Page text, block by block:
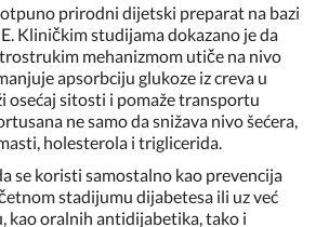
prirodni dijetski preparat na bazi
Kliničkim studijama dokazano je da
mehanizmom utiče na nivo
apsorbciju glukoze iz creva u
osećaj sitosti i pomaže transportu
ne samo da snižava nivo šećera,
holesterola i triglicerida.
se koristi samostalno kao prevencija
stadijumu dijabetesa ili uz već
kao oralnih antidijabetika, tako i